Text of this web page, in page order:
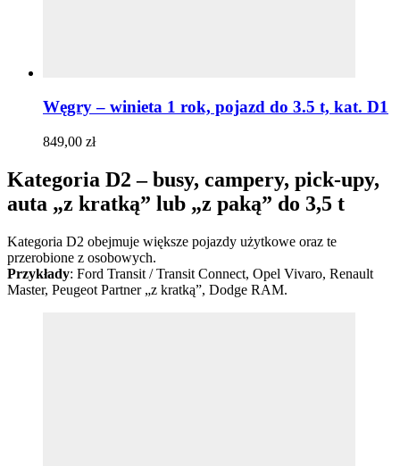
Węgry – winieta 1 rok, pojazd do 3.5 t, kat. D1
849,00 zł
Kategoria D2 – busy, campery, pick-upy,
auta „z kratką” lub „z paką” do 3,5 t
Kategoria D2 obejmuje większe pojazdy użytkowe oraz te
przerobione z osobowych.
Przykłady: Ford Transit / Transit Connect, Opel Vivaro, Renault
Master, Peugeot Partner „z kratką”, Dodge RAM.